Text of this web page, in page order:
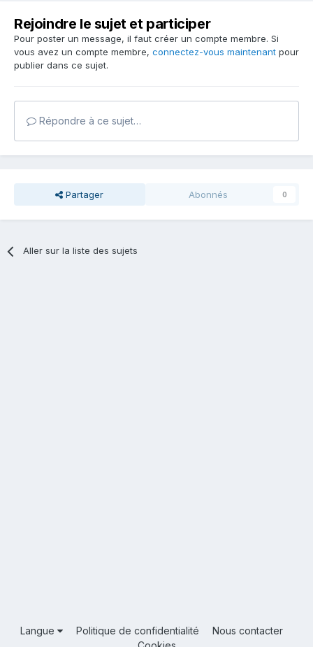
Rejoindre le sujet et participer
Pour poster un message, il faut créer un compte membre. Si
vous avez un compte membre, connectez-vous maintenant pour
publier dans ce sujet.
Répondre à ce sujet…
Partager Abonnés 0
Aller sur la liste des sujets
Langue Politique de confidentialité
Nous contacter